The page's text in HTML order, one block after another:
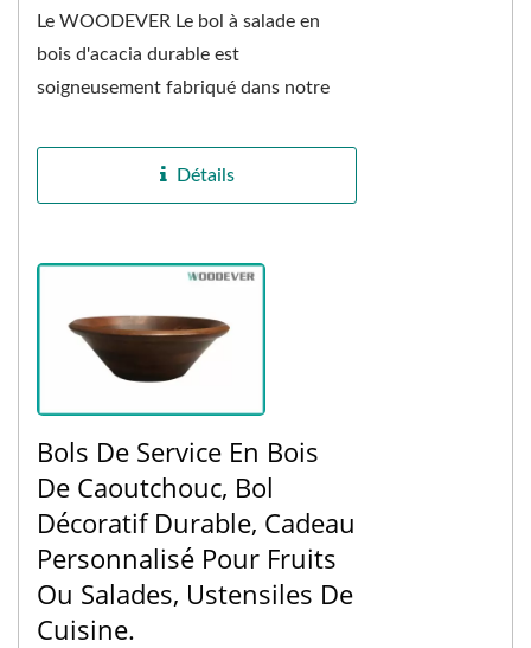
Le WOODEVER Le bol à salade en
bois d'acacia durable est
soigneusement fabriqué dans notre
utilisant du bois d'acacia...
Détails
Bols De Service En Bois
De Caoutchouc, Bol
Décoratif Durable, Cadeau
Personnalisé Pour Fruits
Ou Salades, Ustensiles De
Cuisine.